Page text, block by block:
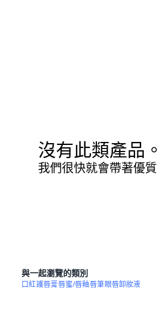
沒有此類產品。
我們很快就會帶著優
與一起瀏覽的類別
口紅護唇膏唇蜜/唇釉唇筆眼唇卸妝液